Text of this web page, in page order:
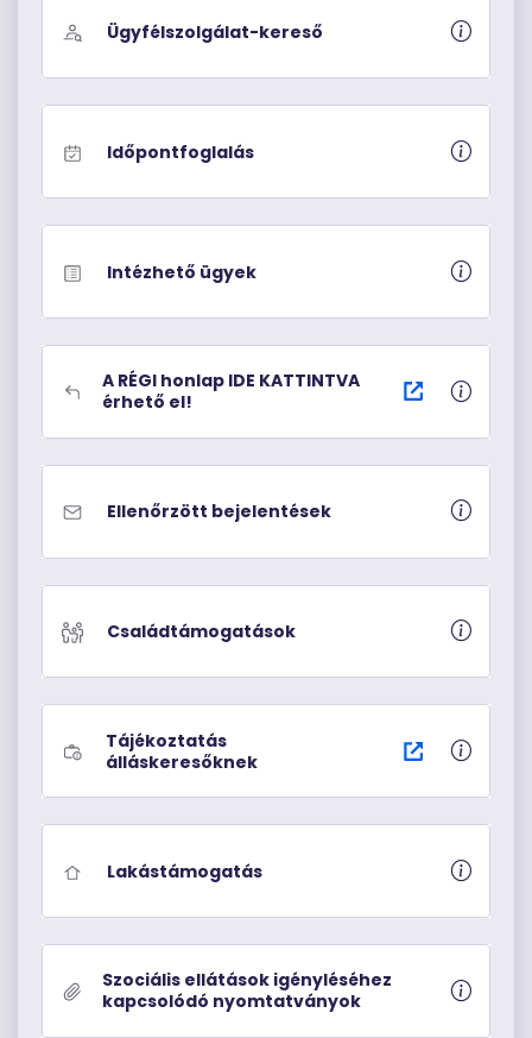
Ügyfélszolgálat-kereső
Időpontfoglalás
Intézhető ügyek
A RÉGI honlap IDE KATTINTVA
érhető el!
Ellenőrzött bejelentések
Családtámogatások
Tájékoztatás
álláskeresőknek
Lakástámogatás
Szociális ellátások igényléséhez
kapcsolódó nyomtatványok